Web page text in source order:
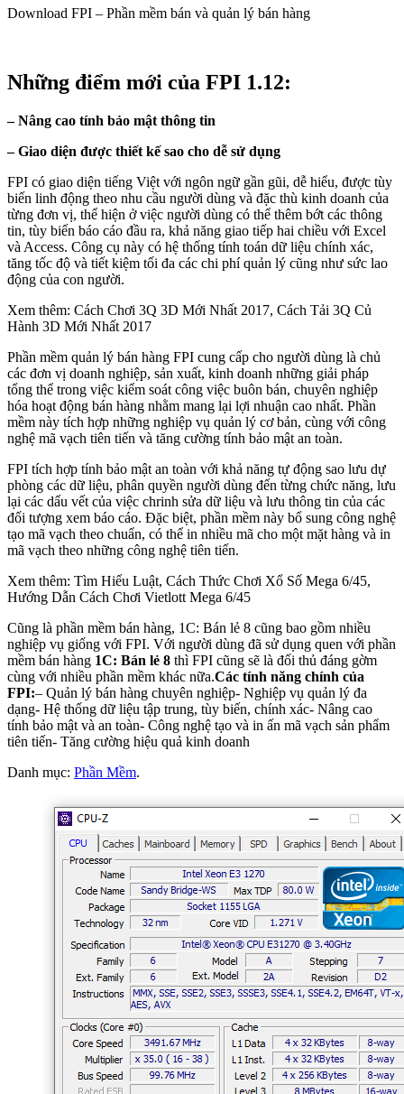
Download FPI – Phần mềm bán và quản lý bán hàng
Những điểm mới của FPI 1.12:
– Nâng cao tính bảo mật thông tin
– Giao diện được thiết kế sao cho dễ sử dụng
FPI có giao diện tiếng Việt với ngôn ngữ gần gũi, dễ hiểu, được tùy
biến linh động theo nhu cầu người dùng và đặc thù kinh doanh của
từng đơn vị, thể hiện ở việc người dùng có thể thêm bớt các thông
tin, tùy biến báo cáo đầu ra, khả năng giao tiếp hai chiều với Excel
và Access. Công cụ này có hệ thống tính toán dữ liệu chính xác,
tăng tốc độ và tiết kiệm tối đa các chi phí quản lý cũng như sức lao
động của con người.
Xem thêm: Cách Chơi 3Q 3D Mới Nhất 2017, Cách Tải 3Q Củ
Hành 3D Mới Nhất 2017
Phần mềm quản lý bán hàng FPI cung cấp cho người dùng là chủ
các đơn vị doanh nghiệp, sản xuất, kinh doanh những giải pháp
tổng thể trong việc kiểm soát công việc buôn bán, chuyên nghiệp
hóa hoạt động bán hàng nhằm mang lại lợi nhuận cao nhất. Phần
mềm này tích hợp những nghiệp vụ quản lý cơ bản, cùng với công
nghệ mã vạch tiên tiến và tăng cường tính bảo mật an toàn.
FPI tích hợp tính bảo mật an toàn với khả năng tự động sao lưu dự
phòng các dữ liệu, phân quyền người dùng đến từng chức năng, lưu
lại các dấu vết của việc chrinh sửa dữ liệu và lưu thông tin của các
đối tượng xem báo cáo. Đặc biệt, phần mềm này bổ sung công nghệ
tạo mã vạch theo chuẩn, có thể in nhiều mã cho một mặt hàng và in
mã vạch theo những công nghệ tiên tiến.
Xem thêm: Tìm Hiểu Luật, Cách Thức Chơi Xổ Số Mega 6/45,
Hướng Dẫn Cách Chơi Vietlott Mega 6/45
Cũng là phần mềm bán hàng, 1C: Bán lẻ 8 cũng bao gồm nhiều
nghiệp vụ giống với FPI. Với người dùng đã sử dụng quen với phần
mềm bán hàng 1C: Bán lẻ 8 thì FPI cũng sẽ là đối thủ đáng gờm
cùng với nhiều phần mềm khác nữa.Các tính năng chính của
FPI:– Quản lý bán hàng chuyên nghiệp- Nghiệp vụ quản lý đa
dạng- Hệ thống dữ liệu tập trung, tùy biến, chính xác- Nâng cao
tính bảo mật và an toàn- Công nghệ tạo và in ấn mã vạch sản phẩm
tiên tiến- Tăng cường hiệu quả kinh doanh
Danh mục: Phần Mềm.